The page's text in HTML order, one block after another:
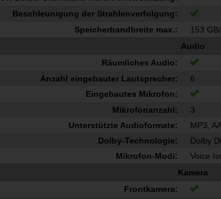
Beschleunigung der Strahlenverfolgung:
Speicherbandbreite max.:
153
Audio
Räumliches Audio:
Anzahl eingebauter Lautsprecher:
6
Eingebautes Mikrofon:
Mikrofonanzahl:
3
Unterstützte Audioformate:
MP3,
Dolby-Technologie:
Dolby
Mikrofon-Modi:
Voice
Kamera
Frontkamera: